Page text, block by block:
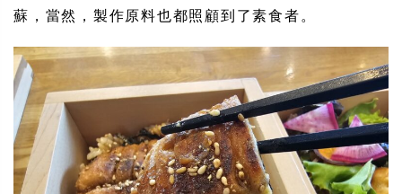
蘇，當然，製作原料也都照顧到了素食者。